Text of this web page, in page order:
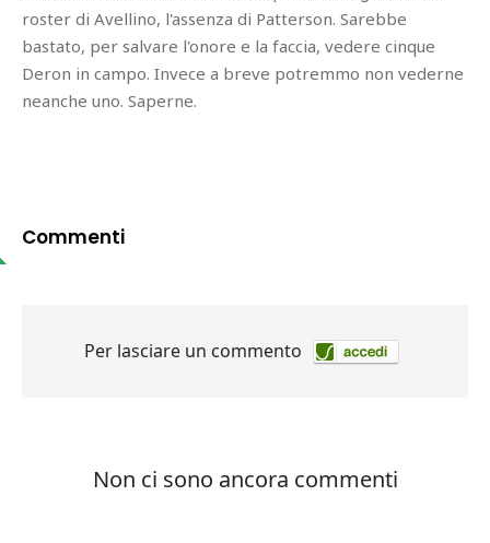
roster di Avellino, l'assenza di Patterson. Sarebbe
bastato, per salvare l'onore e la faccia, vedere cinque
Deron in campo. Invece a breve potremmo non vederne
neanche uno. Saperne.
Commenti